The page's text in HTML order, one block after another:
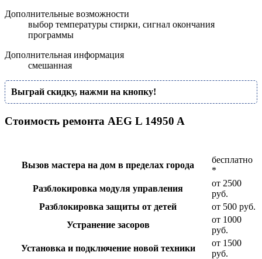
Дополнительные возможности
выбор температуры стирки, сигнал окончания
программы
Дополнительная информация
смешанная
Выграй скидку, нажми на кнопку!
Стоимость ремонта AEG L 14950 A
Вызов мастера на дом в пределах города
бесплатно
*
Разблокировка модуля управления
от 2500
руб.
Разблокировка защиты от детей
от 500 руб.
Устранение засоров
от 1000
руб.
Установка и подключение новой техники
от 1500
руб.